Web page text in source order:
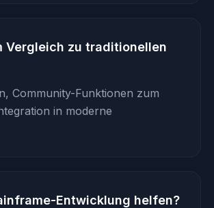
Vergleich zu traditionellen
Community-Funktionen zum
in moderne
Entwicklung helfen?